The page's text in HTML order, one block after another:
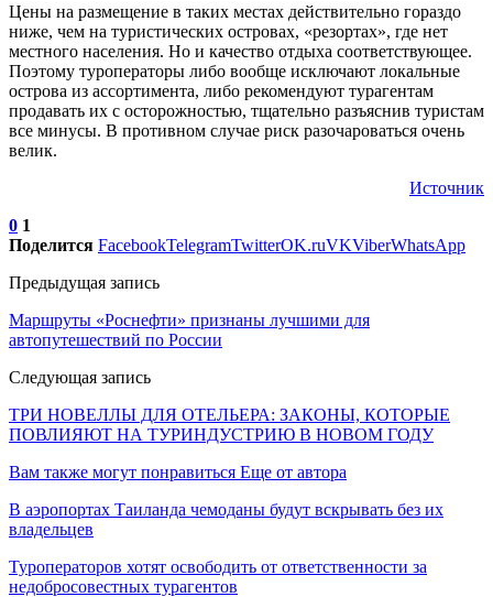
Цены на размещение в таких местах действительно гораздо
ниже, чем на туристических островах, «резортах», где нет
местного населения. Но и качество отдыха соответствующее.
Поэтому туроператоры либо вообще исключают локальные
острова из ассортимента, либо рекомендуют турагентам
продавать их с осторожностью, тщательно разъяснив туристам
все минусы. В противном случае риск разочароваться очень
велик.
Источник
0 1
Поделится FacebookTelegramTwitterOK.ruVKViberWhatsApp
Предыдущая запись
Маршруты «Роснефти» признаны лучшими для
автопутешествий по России
Следующая запись
ТРИ НОВЕЛЛЫ ДЛЯ ОТЕЛЬЕРА: ЗАКОНЫ, КОТОРЫЕ
ПОВЛИЯЮТ НА ТУРИНДУСТРИЮ В НОВОМ ГОДУ
Вам также могут понравиться Еще от автора
В аэропортах Таиланда чемоданы будут вскрывать без их
владельцев
Туроператоров хотят освободить от ответственности за
недобросовестных турагентов